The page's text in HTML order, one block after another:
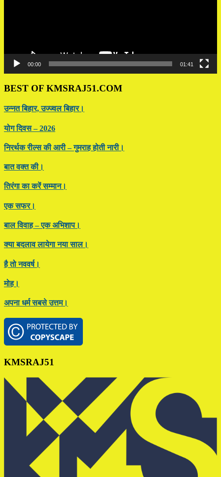
00:00 01:41
BEST OF KMSRAJ51.COM
उन्नत बिहार, उज्ज्वल बिहार।
योग दिवस – 2026
निरर्थक रील्स की आरी – गुमराह होती नारी।
बात वक्त की।
तिरंगा का करें सम्मान।
एक सफर।
बाल विवाह – एक अभिशाप।
क्या बदलाव लायेगा नया साल।
है तो नववर्ष।
मोह।
अपना धर्म सबसे उत्तम।
Footer
KMSRAJ51